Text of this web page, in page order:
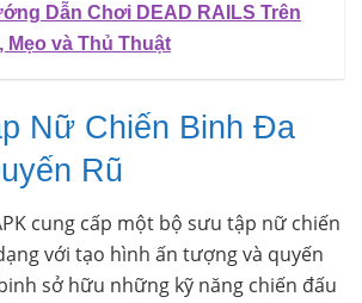
Dẫn Chơi DEAD RAILS Trên
Mẹo và Thủ Thuật
Nữ Chiến Binh Đa
Rũ
cung cấp một bộ sưu tập nữ chiến
với tạo hình ấn tượng và quyến
sở hữu những kỹ năng chiến đấu